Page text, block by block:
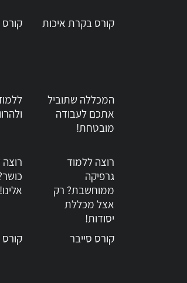
קורס בקרת איכות קורס ppc
המכללה שתוביל
אתכם לעבודה
מובטחת!
רוצה ללמוד
גרפיקה
ממוחשבת? רק
אצל מכללת
יסודות!
אלינו!
קורס סייבר